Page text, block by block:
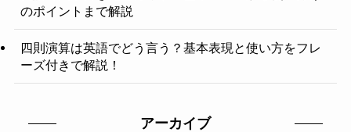
のポイントまで解説
四則演算は英語でどう言う？基本表現と使い方をフレ
ーズ付きで解説！
アーカイブ